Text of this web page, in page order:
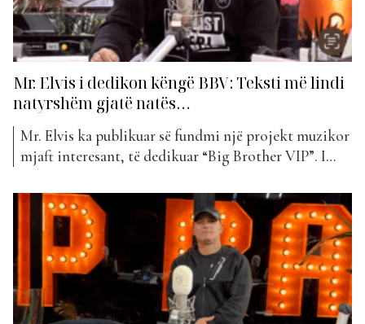
Mr. Elvis i dedikon këngë BBV: Teksti më lindi
natyrshëm gjatë natës…
Mr. Elvis ka publikuar së fundmi një projekt muzikor
mjaft interesant, të dedikuar “Big Brother VIP”. I
si lindi kjo këngë dhe jo vetëm… Si lindi “BBVA”?
Kjo këngë lindi natyrshëm. Si të gjithë shqiptarët që
kur fillon...